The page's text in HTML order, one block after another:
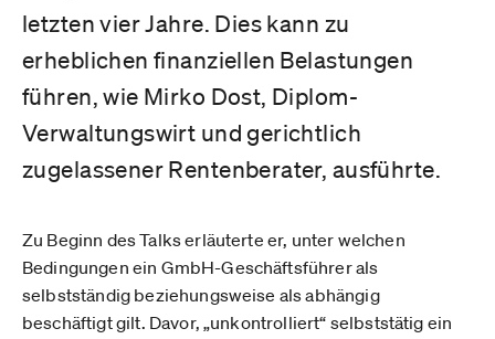
letzten vier Jahre. Dies kann zu
erheblichen finanziellen Belastungen
führen, wie Mirko Dost, Diplom-
Verwaltungswirt und gerichtlich
zugelassener Rentenberater, ausführte.
Zu Beginn des Talks erläuterte er, unter welchen
Bedingungen ein GmbH-Geschäftsführer als
selbstständig beziehungsweise als abhängig
beschäftigt gilt. Davor, „unkontrolliert“ selbststätig ein